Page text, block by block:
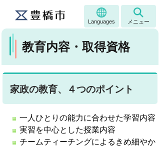
Languages メニュー
教育内容・取得資格
家政の教育、４つのポイント
一人ひとりの能力に合わせた学習内容
実習を中心とした授業内容
チームティーチングによるきめ細やか